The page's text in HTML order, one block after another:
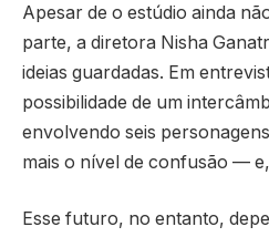
Apesar de o estúdio ainda
parte, a diretora Nisha
ideias guardadas. Em
possibilidade de um
envolvendo seis
mais o nível de confusão —
Esse futuro, no entanto,